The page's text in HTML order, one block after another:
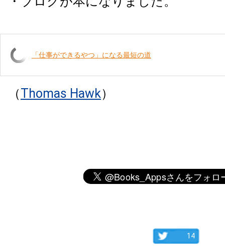
「仕事ができるやつ」になる最短の道
（Thomas Hawk）
14